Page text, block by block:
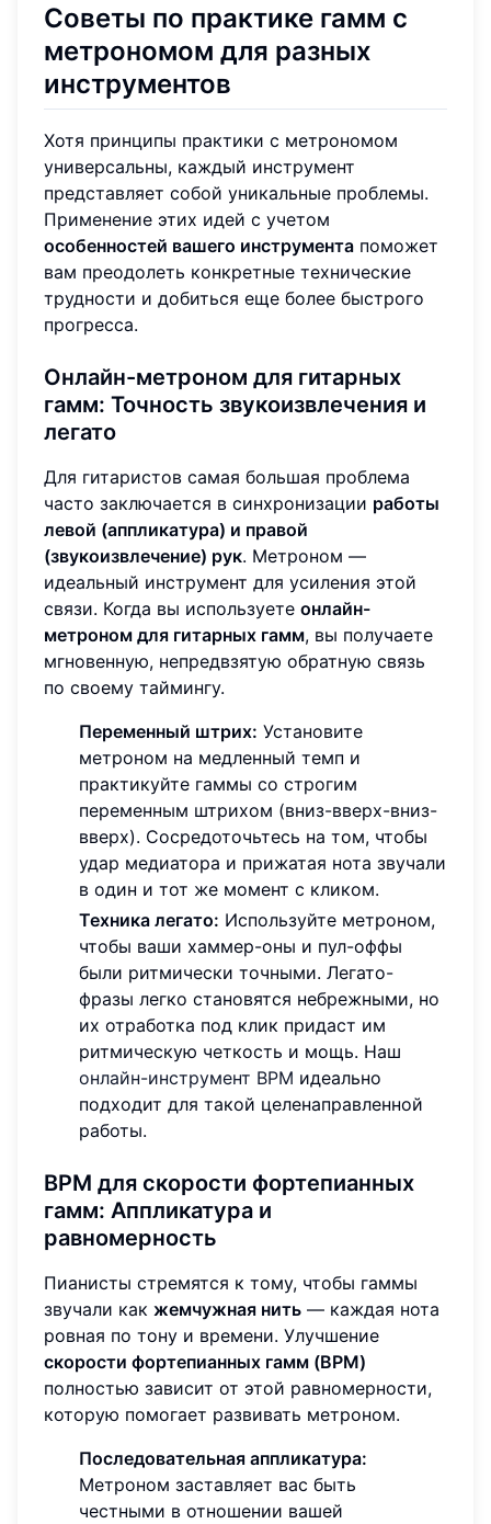
Советы по практике гамм с
метрономом для разных
инструментов
Хотя принципы практики с метрономом
универсальны, каждый инструмент
представляет собой уникальные проблемы.
Применение этих идей с учетом
особенностей вашего инструмента поможет
вам преодолеть конкретные технические
трудности и добиться еще более быстрого
прогресса.
Онлайн-метроном для гитарных
гамм: Точность звукоизвлечения и
легато
Для гитаристов самая большая проблема
часто заключается в синхронизации работы
левой (аппликатура) и правой
(звукоизвлечение) рук. Метроном —
идеальный инструмент для усиления этой
связи. Когда вы используете онлайн-
метроном для гитарных гамм, вы получаете
мгновенную, непредвзятую обратную связь
по своему таймингу.
Переменный штрих: Установите
метроном на медленный темп и
практикуйте гаммы со строгим
переменным штрихом (вниз-вверх-вниз-
вверх). Сосредоточьтесь на том, чтобы
удар медиатора и прижатая нота звучали
в один и тот же момент с кликом.
Техника легато: Используйте метроном,
чтобы ваши хаммер-оны и пул-оффы
были ритмически точными. Легато-
фразы легко становятся небрежными, но
их отработка под клик придаст им
ритмическую четкость и мощь. Наш
онлайн-инструмент BPM идеально
подходит для такой целенаправленной
работы.
BPM для скорости фортепианных
гамм: Аппликатура и
равномерность
Пианисты стремятся к тому, чтобы гаммы
звучали как жемчужная нить — каждая нота
ровная по тону и времени. Улучшение
скорости фортепианных гамм (BPM)
полностью зависит от этой равномерности,
которую помогает развивать метроном.
Последовательная аппликатура:
Метроном заставляет вас быть
честными в отношении вашей